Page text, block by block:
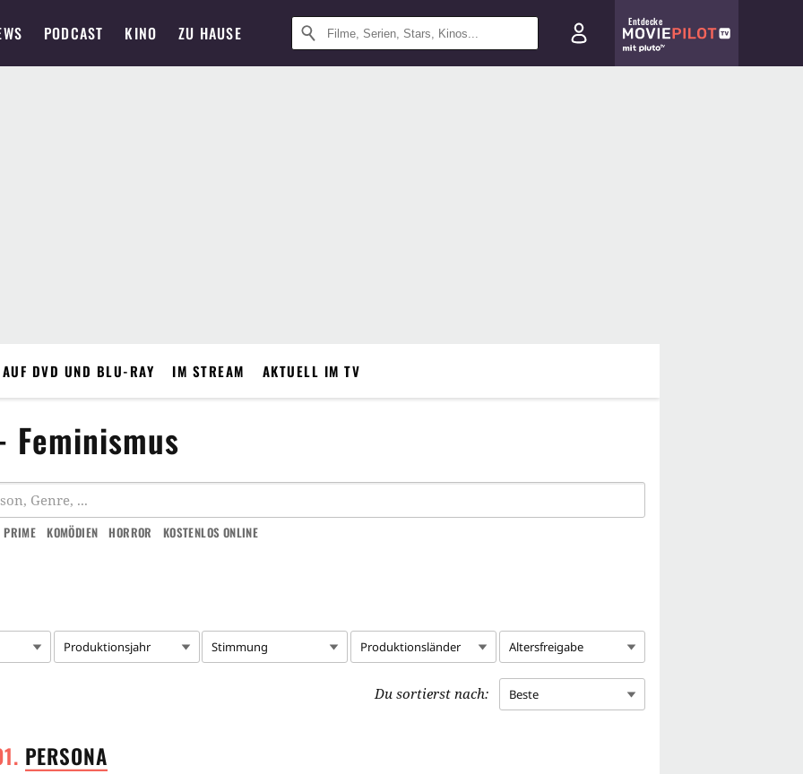
PODCAST KINO ZU HAUSE
Entdecke
DVD UND BLU-RAY IM STREAM AKTUELL IM TV
Feminismus
PRIME KOMÖDIEN HORROR KOSTENLOS ONLINE
Produktionsjahr Stimmung Produktionsländer Altersfreigabe
Du sortierst nach: Beste
PERSONA